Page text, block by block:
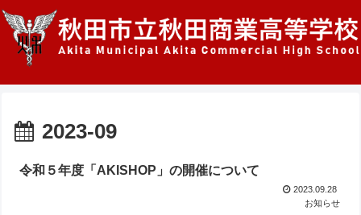
2023-09
令和５年度「AKISHOP」の開催について
2023.09.28
お知らせ